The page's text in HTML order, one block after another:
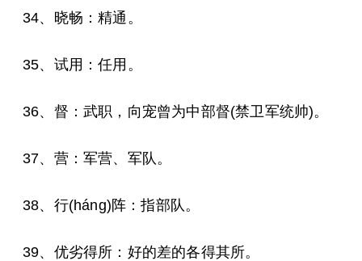
34、晓畅：精通。
35、试用：任用。
36、督：武职，向宠曾为中部督(禁卫军统帅)。
37、营：军营、军队。
38、行(háng)阵：指部队。
39、优劣得所：好的差的各得其所。